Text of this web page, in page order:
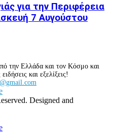
για την Περιφέρεια
7 Αυγούστου
την Ελλάδα και τον Κόσμο και
και εξελίξεις!
Designed and